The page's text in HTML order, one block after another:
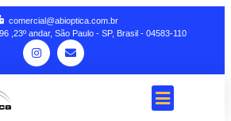
comercial@abioptica.com.br
,23º andar, São Paulo - SP, Brasil - 04583-110